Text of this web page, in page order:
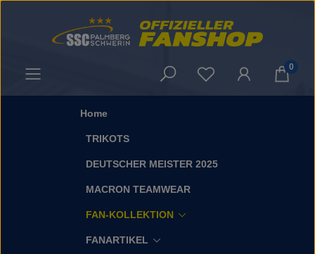
Zum Hauptinhalt springen
Du hast 0 0
Home
TRIKOTS
DEUTSCHER MEISTER 2025
MACRON TEAMWEAR
FAN-KOLLEKTION
FANARTIKEL